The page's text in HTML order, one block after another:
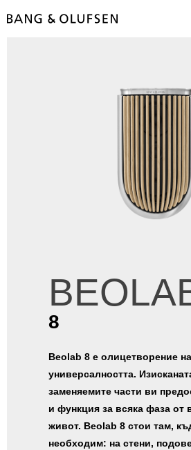
8
Beolab 8 е олицетворение на
универсалността.
заменяемите части ви
и функция за всяка фаза от
живот. Beolab 8 стои там,
необходим: на стени,